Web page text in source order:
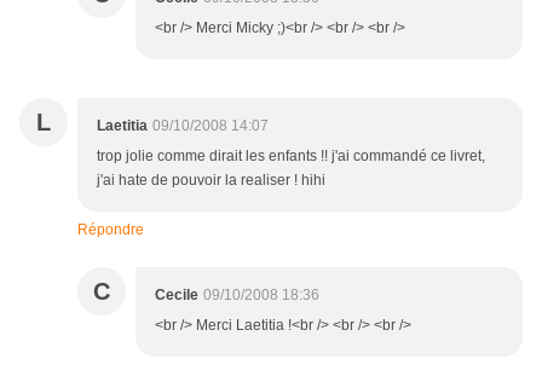
<br /> Merci Micky ;)<br /> <br /> <br />
L Laetitia 09/10/2008 14:07
trop jolie comme dirait les enfants !! j'ai commandé ce livret,
j'ai hate de pouvoir la realiser ! hihi
Répondre
C Cecile 09/10/2008 18:36
<br /> Merci Laetitia !<br /> <br /> <br />